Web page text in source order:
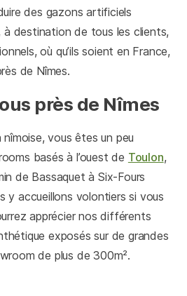
des gazons artificiels
destination de tous les clients,
où qu’ils soient en France,
de Nîmes.
près de Nîmes
vous êtes un peu
basés à l’ouest de Toulon,
de Bassaquet à Six-Fours
y accueillons volontiers si vous
apprécier nos différents
exposés sur de grandes
de plus de 300m².